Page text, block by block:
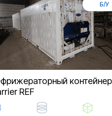
Б/У
контейнер
REF